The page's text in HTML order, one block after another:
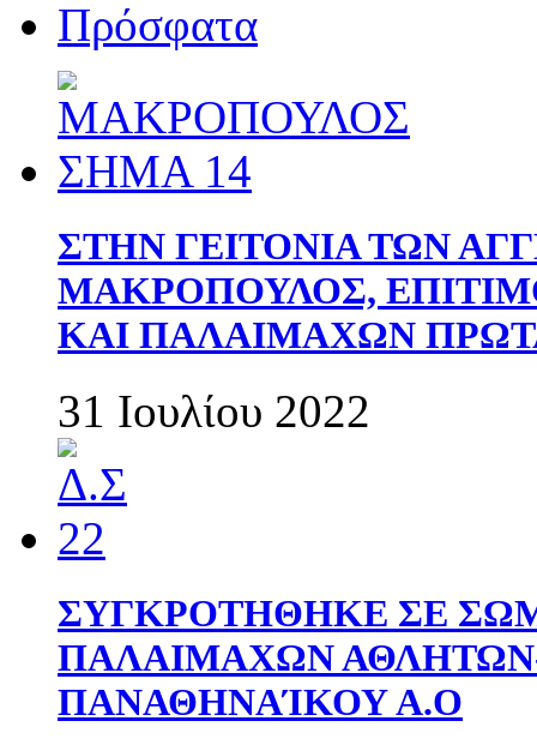
Πρόσφατα
ΣΤΗΝ ΓΕΙΤΟΝΙΑ ΤΩΝ
ΜΑΚΡΟΠΟΥΛΟΣ,
ΚΑΙ ΠΑΛΑΙΜΑΧΩΝ
31 Ιουλίου 2022
ΣΥΓΚΡΟΤΗΘΗΚΕ ΣΕ
ΠΑΛΑΙΜΑΧΩΝ
ΠΑΝΑΘΗΝΑΊΚΟΥ Α.Ο